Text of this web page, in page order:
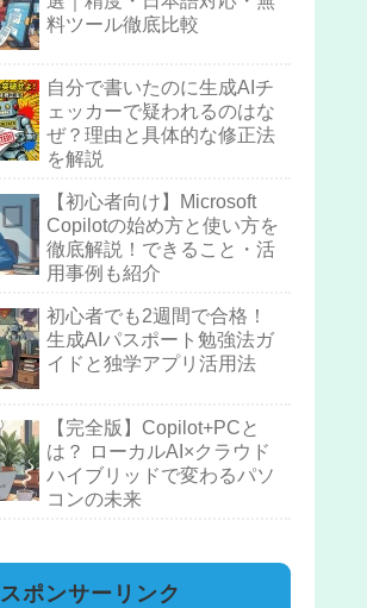
料ツール徹底比較
自分で書いたのに生成AIチ
ェッカーで疑われるのはな
ぜ？理由と具体的な修正法
を解説
【初心者向け】Microsoft
Copilotの始め方と使い方を
徹底解説！できること・活
用事例も紹介
初心者でも2週間で合格！
生成AIパスポート勉強法ガ
イドと独学アプリ活用法
【完全版】Copilot+PCと
は？ ローカルAI×クラウド
ハイブリッドで変わるパソ
コンの未来
スポンサーリンク